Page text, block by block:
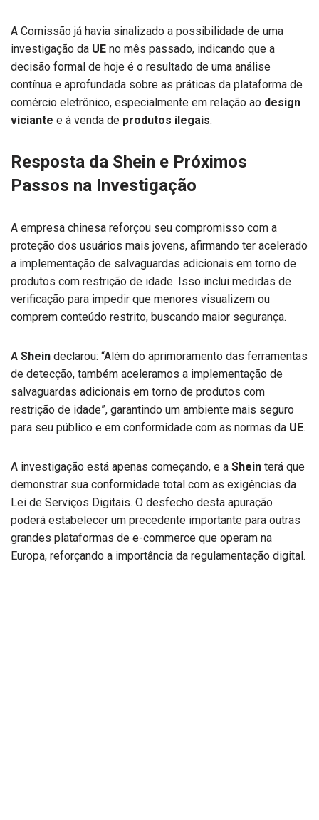
A Comissão já havia sinalizado a possibilidade de uma
investigação da UE no mês passado, indicando que a
decisão formal de hoje é o resultado de uma análise
contínua e aprofundada sobre as práticas da plataforma de
comércio eletrônico, especialmente em relação ao design
viciante e à venda de produtos ilegais.
Resposta da Shein e Próximos
Passos na Investigação
A empresa chinesa reforçou seu compromisso com a
proteção dos usuários mais jovens, afirmando ter acelerado
a implementação de salvaguardas adicionais em torno de
produtos com restrição de idade. Isso inclui medidas de
verificação para impedir que menores visualizem ou
comprem conteúdo restrito, buscando maior segurança.
A Shein declarou: “Além do aprimoramento das ferramentas
de detecção, também aceleramos a implementação de
salvaguardas adicionais em torno de produtos com
restrição de idade”, garantindo um ambiente mais seguro
para seu público e em conformidade com as normas da UE.
A investigação está apenas começando, e a Shein terá que
demonstrar sua conformidade total com as exigências da
Lei de Serviços Digitais. O desfecho desta apuração
poderá estabelecer um precedente importante para outras
grandes plataformas de e-commerce que operam na
Europa, reforçando a importância da regulamentação digital.